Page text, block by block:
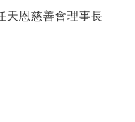
天恩慈善會理事長